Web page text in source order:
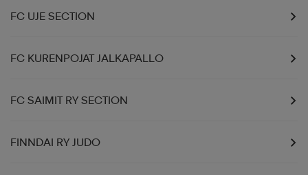
FC UJE SECTION
FC KURENPOJAT JALKAPALLO
FC SAIMIT RY SECTION
FINNDAI RY JUDO